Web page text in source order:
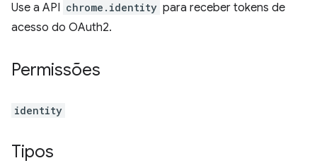
Use a API chrome.identity para receber tokens de
acesso do OAuth2.
Permissões
identity
Tipos